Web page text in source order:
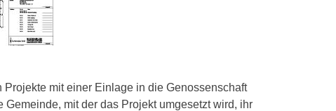
Projekte mit einer Einlage in die Genossenschaft
Gemeinde, mit der das Projekt umgesetzt wird, ihr